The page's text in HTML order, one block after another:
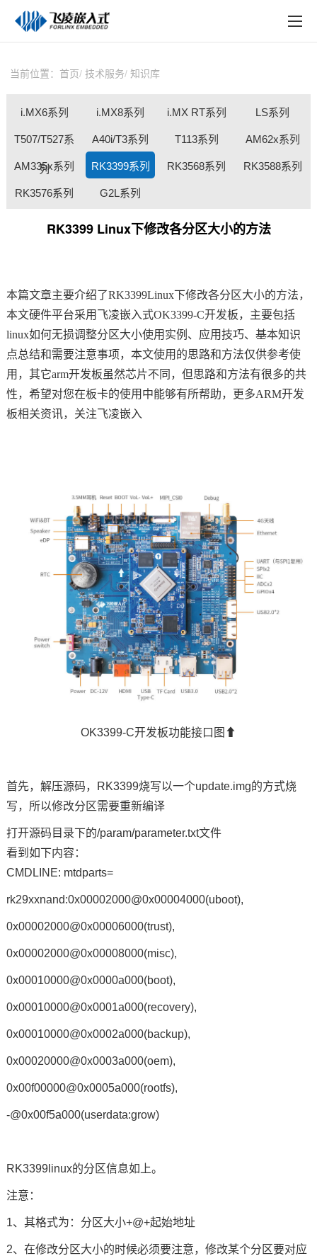
方案定制
新闻中心
在线购买
当前位置： 首页 技术服务 知识库
i.MX6系列 i.MX8系列 i.MX RT系列 LS系列
T507/T527系
列
A40i/T3系列 T113系列 AM62x系列
AM335x系列 RK3399系列 RK3568系列 RK3588系列
RK3576系列 G2L系列
RK3399 Linux下修改各分区大小的方法
本篇文章主要介绍了RK3399Linux下修改各分区大小的方法，
本文硬件平台采用 飞凌嵌入式OK3399-C开发板，主要包括
linux如何无损调整分区大小使用实例、应用技巧、基本知识
点总结和需要注意事项，本文使用的思路和方法仅供参考使
用，其它arm开发板虽然芯片不同，但思路和方法有很多的共
性，希望对您在板卡的使用中能够有所帮助，更多ARM开发
板相关资讯，关注飞凌嵌入
OK3399-C开发板功能接口图⬆
首先，解压源码，RK3399烧写以一个update.img的方式烧
写，所以修改分区需要重新编译
打开源码目录下的/param/parameter.txt文件
看到如下内容：
CM DL INE: mtdparts=
rk29xxnand:0x00002000@0x00004000(uboot),
0x00002000@0x00006000(trust),
0x00002000@0x00008000(misc),
0x00010000@0x0000a000(boot),
0x00010000@0x0001a000(recovery),
0x00010000@0x0002a000(backup),
0x00020000@0x0003a000(oem),
0x00f00000@0x0005a000(rootfs),
-@0x00f5a000(userdata:grow)
RK3399linux的分区信息如上。
注意：
1、其格式为：分区大小+@+起始地址
2、在修改分区大小的时候必须要注意，修改某个分区要对应